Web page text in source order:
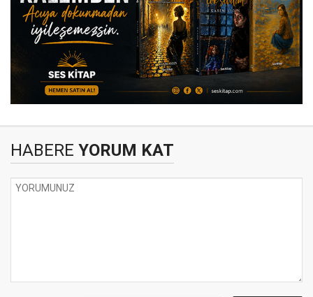
HABERE YORUM KAT